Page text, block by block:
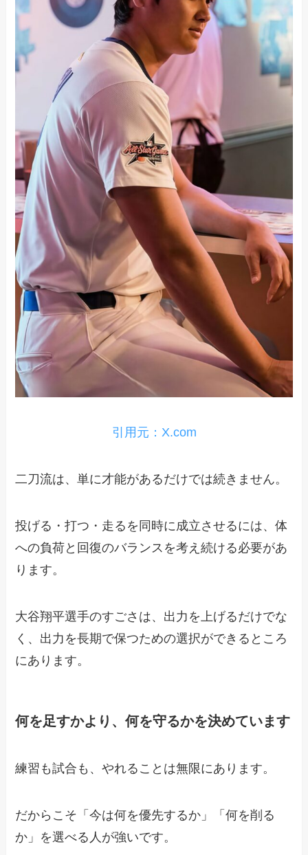
引用元：X.com
二刀流は、単に才能があるだけでは続きません。
投げる・打つ・走るを同時に成立させるには、体
への負荷と回復のバランスを考え続ける必要があ
ります。
大谷翔平選手のすごさは、出力を上げるだけでな
く、出力を長期で保つための選択ができるところ
にあります。
何を足すかより、何を守るかを決めています
練習も試合も、やれることは無限にあります。
だからこそ「今は何を優先するか」「何を削る
か」を選べる人が強いです。